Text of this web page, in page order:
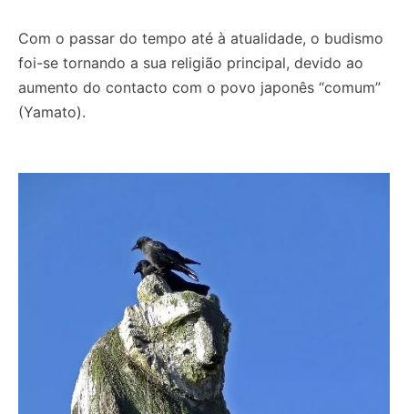
Com o passar do tempo até à atualidade, o budismo
foi-se tornando a sua religião principal, devido ao
aumento do contacto com o povo japonês “comum”
(Yamato).